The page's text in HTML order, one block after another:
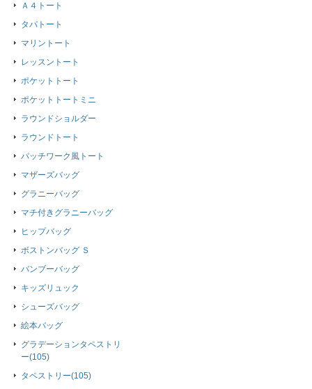
Ａ４トート
タパトート
マリントート
レッスントート
ポケットトート
ポケットトートミニ
ラウンドショルダー
ラウンドトート
パッチワーク風トート
マザーズバッグ
グラニーバッグ
マチ付きグラニーバッグ
ヒップバッグ
ボストンバッグ Ｓ
バンブーバッグ
キッズリュック
シューズバッグ
絵本バッグ
グラデーションタペストリ
ー(105)
タペストリー(105)